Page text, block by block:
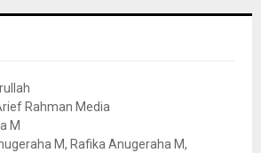
Rahman Media
M
M, Rafika Anugeraha M,